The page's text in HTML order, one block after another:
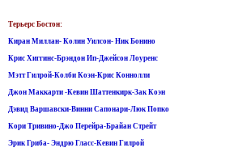
Терьерс Бостон:
Киран Миллан- Колин Уилсон- Ник Бонино
Крис Хиггинс-Брэндон Ип-Джейсон Лоуренс
Мэтт Гилрой-Колби Коэн-Крис Коннолли
Джон Маккарти -Кевин Шаттенкирк-Зак Коэн
Дэвид Варшавски-Винни Сапонари-Люк Попко
Кори Тривино-Джо Перейра-Брайан Стрейт
Эрик Гриба- Эндрю Гласс-Кевин Гилрой